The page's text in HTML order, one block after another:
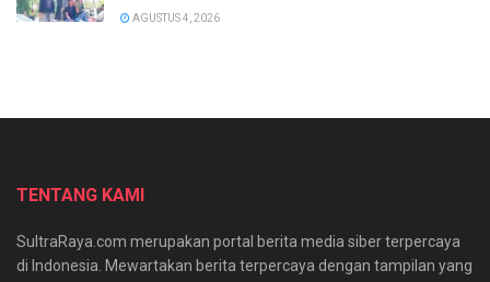
AGUSTUS 4, 2026
TENTANG KAMI
SultraRaya.com merupakan portal berita media siber terpercaya
di Indonesia. Mewartakan berita terpercaya dengan tampilan yang